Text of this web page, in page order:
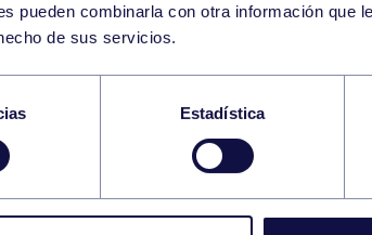
pueden combinarla con otra información que
de sus servicios.
Estadística
DE
Comparte